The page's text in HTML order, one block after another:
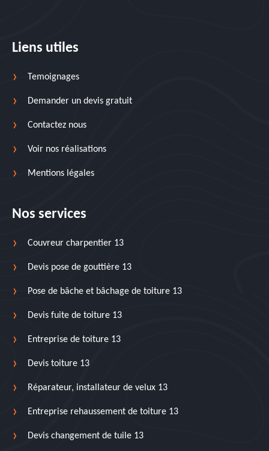
Liens utiles
Temoignages
Demander un devis gratuit
Contactez nous
Voir nos réalisations
Mentions légales
Nos services
Couvreur charpentier 13
Devis pose de gouttière 13
Pose de bâche et bâchage de toiture 13
Devis fuite de toiture 13
Entreprise de toiture 13
Devis toiture 13
Réparateur, installateur de velux 13
Entreprise rehaussement de toiture 13
Devis changement de tuile 13